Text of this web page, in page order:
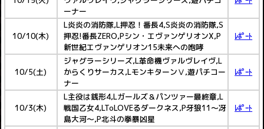
ーナー
10/10(木)
L炎炎の消防隊,L押忍！番長4,S炎炎の消防隊,S
押忍!番長ZERO,Pシン・エヴァンゲリオンX,P
新世紀エヴァンゲリオン15未来への咆哮
ﾚﾎﾟｰﾄ
10/5(土)
ジャグラーシリーズ,L革命機ヴァルヴレイヴ,L
からくりサーカス,LモンキターンⅤ,遊パチコー
ナー
ﾚﾎﾟｰﾄ
10/3(木)
L主役は銭形4,Lガールズ＆パンツァー最終章,L
戦国乙女4,LToLOVEるダークネス,P牙狼11～冴
島大河～,P北斗の拳暴凶星
ﾚﾎﾟｰﾄ